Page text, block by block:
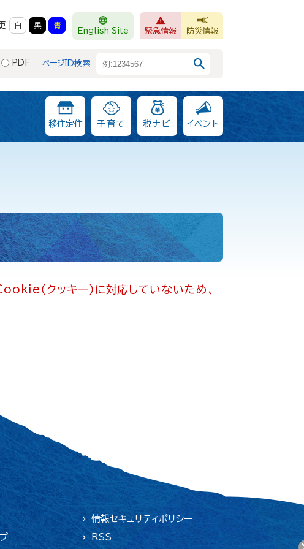
白 黒 青
English Site 緊急情報 防災情報
PDF ページID検索
移住定住 子育て 税ナビ イベント
（クッキー）に対応していないため、
情報セキュリティポリシー
RSS